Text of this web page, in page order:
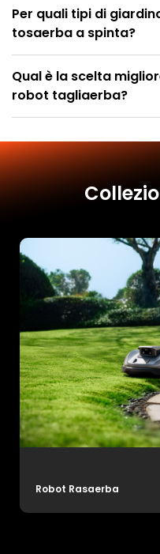
Per quali tipi di
tosaerba a spinta?
Qual è la scelta
robot tagliaerba?
Robot Rasaerba